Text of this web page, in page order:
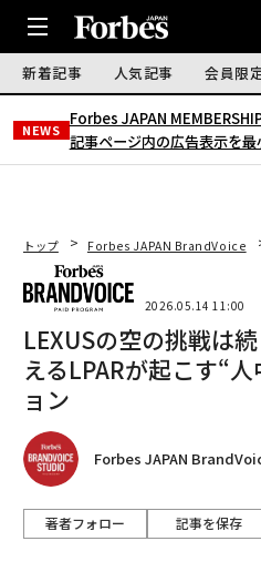
新着記事 人気記事 会員限
NEWS
Forbes JAPAN
記事ページ内の広告表示を
トップ Forbes JAPAN BrandVoice
2026.05.14 11:00
LEXUSの空の挑戦は
えるLPARが起こす“
ョン
Forbes JAPAN
著者フォロー 記事を保存